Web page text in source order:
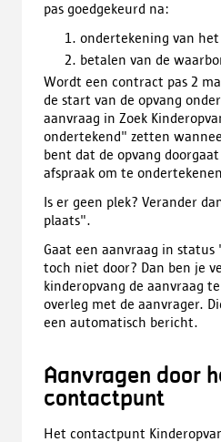
pas goedgekeurd na:
ondertekening van
betalen van de
Wordt een contract pas 2
de start van de opvang
aanvraag in Zoek
ondertekend" zetten
bent dat de opvang
afspraak om te
Is er geen plek? Verander
plaats".
Gaat een aanvraag in
toch niet door? Dan ben je
kinderopvang de aanvraag
overleg met de aanvrager.
een automatisch bericht.
Aanvragen door
contactpunt
Het contactpunt